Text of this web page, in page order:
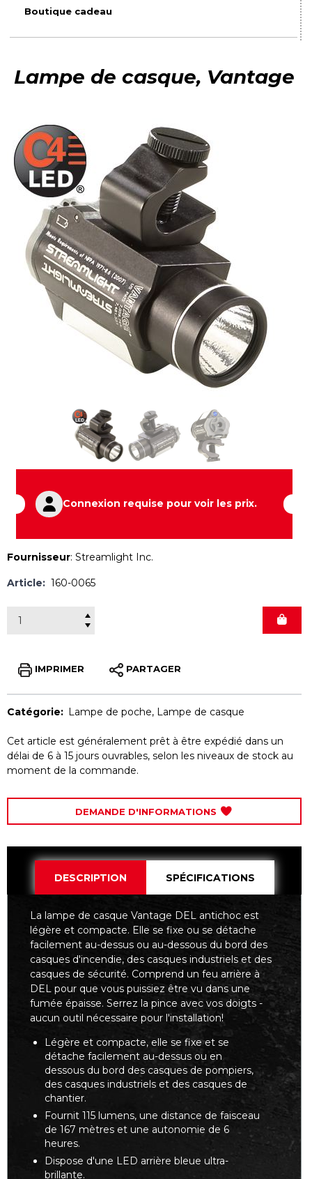
Boutique cadeau
Lampe de casque, Vantage
Connexion requise pour voir les prix.
Fournisseur: Streamlight Inc.
Article: 160-0065
IMPRIMER PARTAGER
Catégorie: Lampe de poche, Lampe de casque
Cet article est généralement prêt à être expédié dans un
délai de 6 à 15 jours ouvrables, selon les niveaux de stock au
moment de la commande.
DEMANDE D'INFORMATIONS
DESCRIPTION SPÉCIFICATIONS
La lampe de casque Vantage DEL antichoc est
légère et compacte. Elle se fixe ou se détache
facilement au-dessus ou au-dessous du bord des
casques d'incendie, des casques industriels et des
casques de sécurité. Comprend un feu arrière à
DEL pour que vous puissiez être vu dans une
fumée épaisse. Serrez la pince avec vos doigts -
aucun outil nécessaire pour l'installation!
Légère et compacte, elle se fixe et se
détache facilement au-dessus ou en
dessous du bord des casques de pompiers,
des casques industriels et des casques de
chantier.
Fournit 115 lumens, une distance de faisceau
de 167 mètres et une autonomie de 6
heures.
Dispose d'une LED arrière bleue ultra-
brillante.